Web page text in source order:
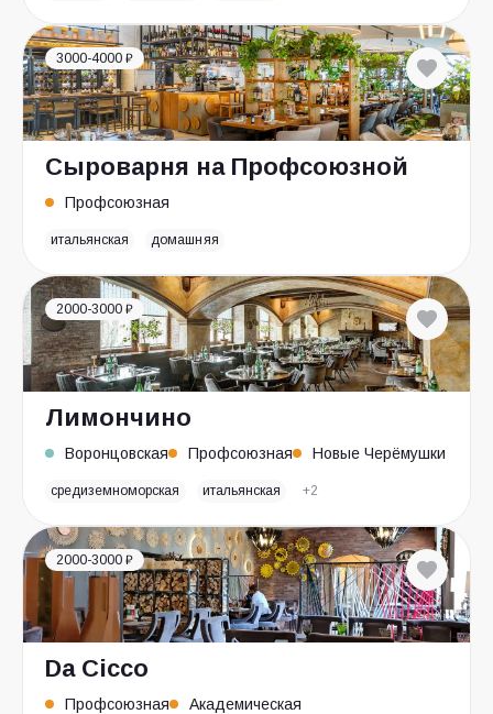
3000-4000 ₽
Сыроварня на Профсоюзной
Профсоюзная
итальянская домашняя
2000-3000 ₽
Лимончино
Воронцовская Профсоюзная Новые Черёмушки
средиземноморская итальянская +2
2000-3000 ₽
Da Cicco
Профсоюзная Академическая